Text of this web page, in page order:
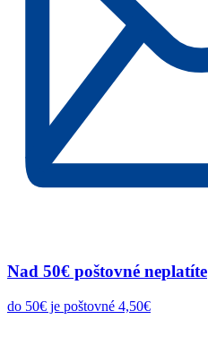
Nad 50€ poštovné neplatíte
do 50€ je poštovné 4,50€